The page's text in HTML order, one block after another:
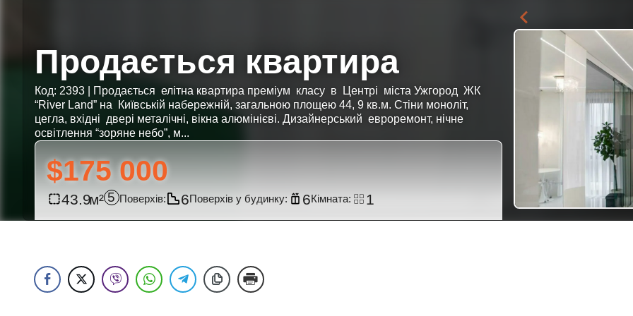
Продається квартира
Код: 2393 | Продається елітна квартира преміум класу в Центрі міста Ужгород ЖК
“River Land” на Київській набережній, загальною площею 44, 9 кв.м. Стіни моноліт,
цегла, вхідні двері металічні, вікна алюмінієві. Дизайнерський евроремонт, нічне
освітлення “зоряне небо”, м...
$175 000
43.9 5 6 6 1